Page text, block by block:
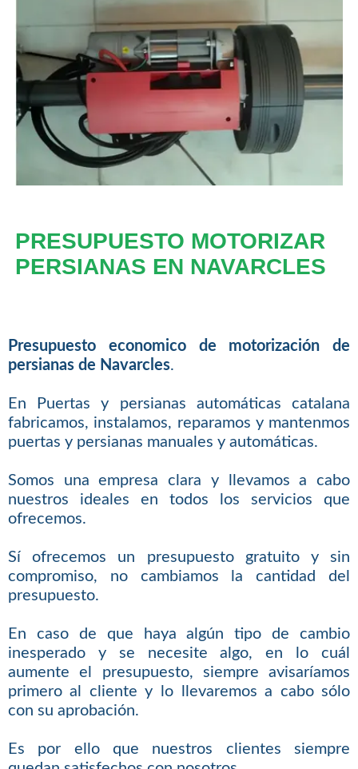
PRESUPUESTO MOTORIZAR
PERSIANAS EN NAVARCLES
Presupuesto economico de motorización de
persianas de Navarcles.
En Puertas y persianas automáticas catalana
fabricamos, instalamos, reparamos y mantenmos
puertas y persianas manuales y automáticas.
Somos una empresa clara y llevamos a cabo
nuestros ideales en todos los servicios que
ofrecemos.
Sí ofrecemos un presupuesto gratuito y sin
compromiso, no cambiamos la cantidad del
presupuesto.
En caso de que haya algún tipo de cambio
inesperado y se necesite algo, en lo cuál
aumente el presupuesto, siempre avisaríamos
primero al cliente y lo llevaremos a cabo sólo
con su aprobación.
Es por ello que nuestros clientes siempre